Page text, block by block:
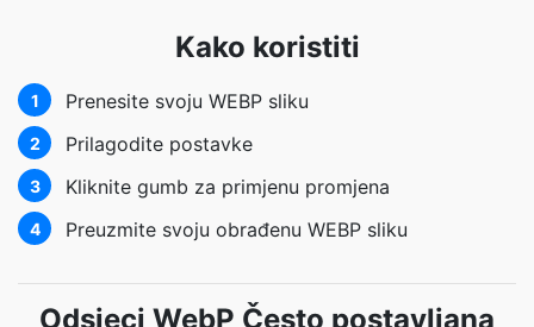
Kako koristiti
1 Prenesite svoju WEBP sliku
2 Prilagodite postavke
3 Kliknite gumb za primjenu promjena
4 Preuzmite svoju obrađenu WEBP sliku
Odsjeci WebP Često postavljana